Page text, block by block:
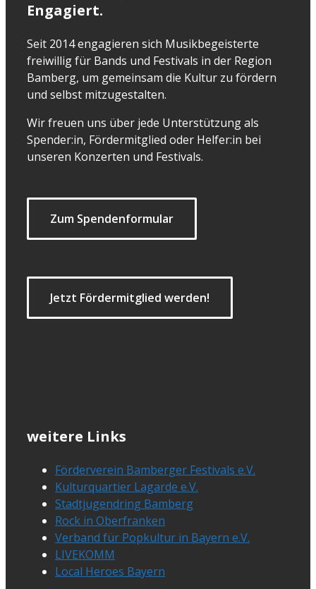
Engagiert.
Seit 2014 engagieren sich Musikbegeisterte
freiwillig für Bands und Festivals in der Region
Bamberg, um gemeinsam die Kultur zu fördern
und selbst mitzugestalten.
Wir freuen uns über jede Unterstützung als
Spender:in, Fördermitglied oder Helfer:in bei
unseren Konzerten und Festivals.
Zum Spendenformular
Jetzt Fördermitglied werden!
weitere Links
Förderverein Bamberger Festivals e.V.
Kulturquartier Lagarde e.V.
Stadtjugendring Bamberg
Rock in Oberfranken
Verband für Popkultur in Bayern e.V.
LIVEKOMM
Local Heroes Bayern